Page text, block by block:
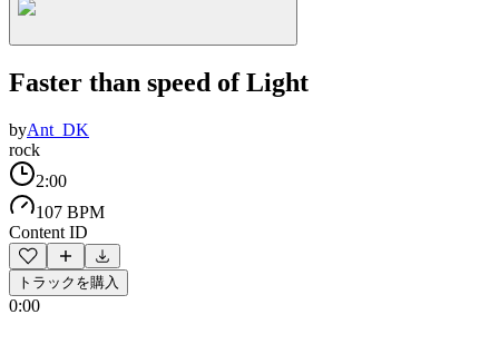
Faster than speed of Light
byAnt_DK
rock
2:00
107 BPM
Content ID
トラックを購入
0:00